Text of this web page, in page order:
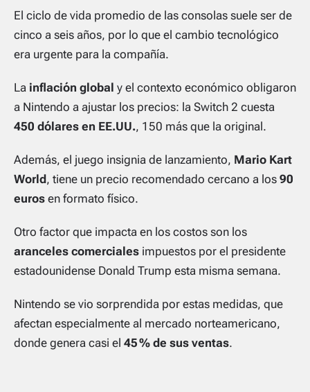
El ciclo de vida promedio de las consolas suele ser de
cinco a seis años, por lo que el cambio tecnológico
era urgente para la compañía.
La inflación global y el contexto económico obligaron
a Nintendo a ajustar los precios: la Switch 2 cuesta
450 dólares en EE.UU., 150 más que la original.
Además, el juego insignia de lanzamiento, Mario Kart
World, tiene un precio recomendado cercano a los 90
euros en formato físico.
Otro factor que impacta en los costos son los
aranceles comerciales impuestos por el presidente
estadounidense Donald Trump esta misma semana.
Nintendo se vio sorprendida por estas medidas, que
afectan especialmente al mercado norteamericano,
donde genera casi el 45 % de sus ventas.